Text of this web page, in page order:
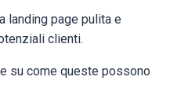
landing page pulita e
clienti.
su come queste possono